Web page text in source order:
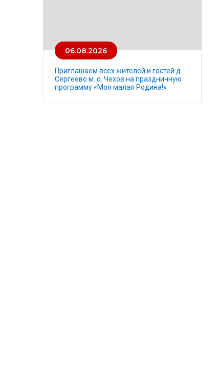
06.08.2026
Приглашаем всех жителей и гостей д.
Сергеево м. о. Чехов на праздничную
программу «Моя малая Родина!»